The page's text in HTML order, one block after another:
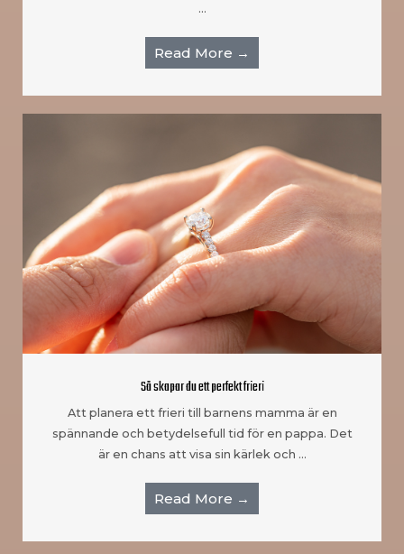
…
Read More →
Så skapar du ett perfekt frieri
Att planera ett frieri till barnens mamma är en
spännande och betydelsefull tid för en pappa. Det
är en chans att visa sin kärlek och …
Read More →